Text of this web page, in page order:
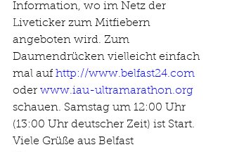
Information, wo im Netz der
Liveticker zum Mitfiebern
angeboten wird. Zum
Daumendrücken vielleicht einfach
mal auf http://www.belfast24.com
oder www.iau-ultramarathon.org
schauen. Samstag um 12:00 Uhr
(13:00 Uhr deutscher Zeit) ist Start.
Viele Grüße aus Belfast